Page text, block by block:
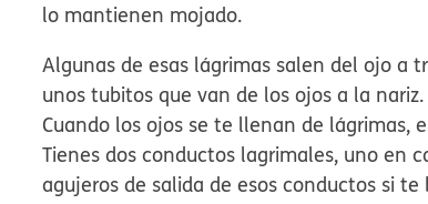
lo mantienen mojado.
Algunas de esas lágrimas salen del ojo a
unos tubitos que van de los ojos a la
Cuando los ojos se te llenan de lágrimas,
Tienes dos conductos lagrimales, uno en
agujeros de salida de esos conductos si